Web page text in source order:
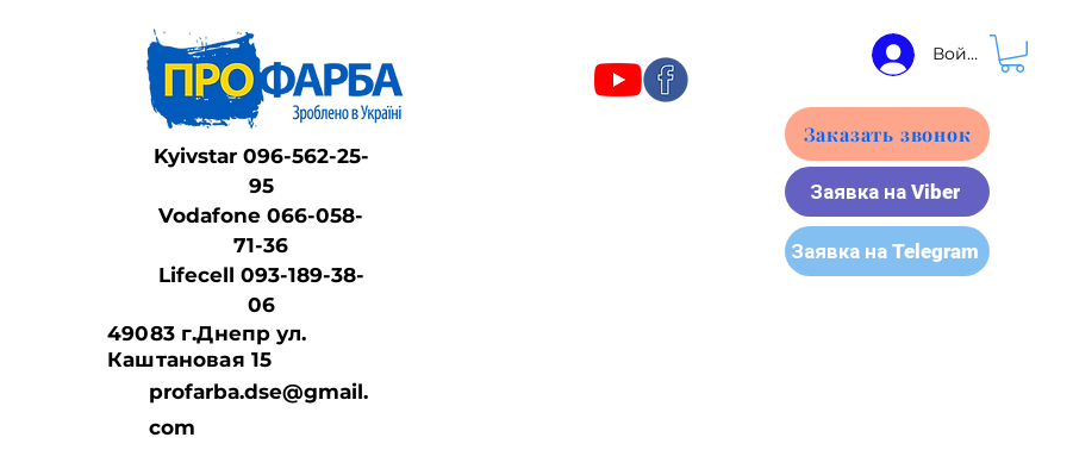
Заявка на Telegram
Заявка на Viber
Заказать звонок
Kyivstar 096-562-25-
95
Vodafone 066-058-
71-36
Lifeсell 093-189-38-
06
49083 г.Днепр ул.
Каштановая 15
profarba.dse@gmail.
com
Войти